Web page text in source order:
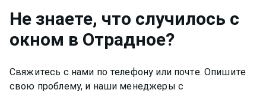
Не знаете, что случилось с
окном в Отрадное?
Свяжитесь с нами по телефону или почте. Опишите
свою проблему, и наши менеджеры с